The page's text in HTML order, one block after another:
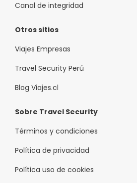
Canal de integridad
Otros sitios
Viajes Empresas
Travel Security Perú
Blog Viajes.cl
Sobre Travel Security
Términos y condiciones
Política de privacidad
Política uso de cookies